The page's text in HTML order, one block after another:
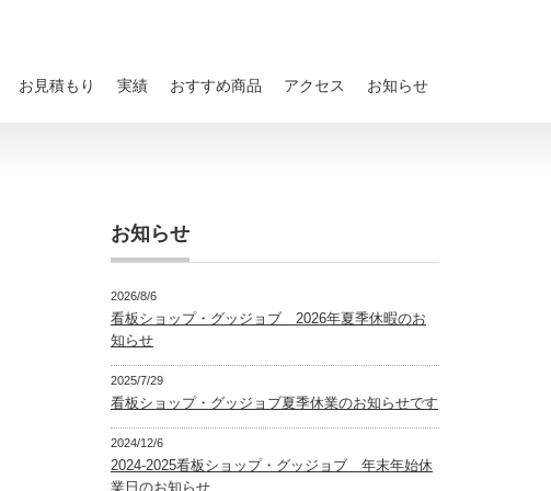
お見積もり 実績 おすすめ商品 アクセス お知らせ
お知らせ
2026/8/6
看板ショップ・グッジョブ 2026年夏季休暇のお
知らせ
2025/7/29
看板ショップ・グッジョブ夏季休業のお知らせです
2024/12/6
2024-2025看板ショップ・グッジョブ 年末年始休
業日のお知らせ